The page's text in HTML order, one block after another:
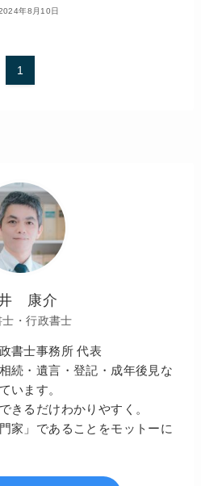
年8月10日
1
康介
・行政書士
書士事務所 代表
続・遺言・登記・成年後見な
います。
きるだけわかりやすく。
家」であることをモットーに